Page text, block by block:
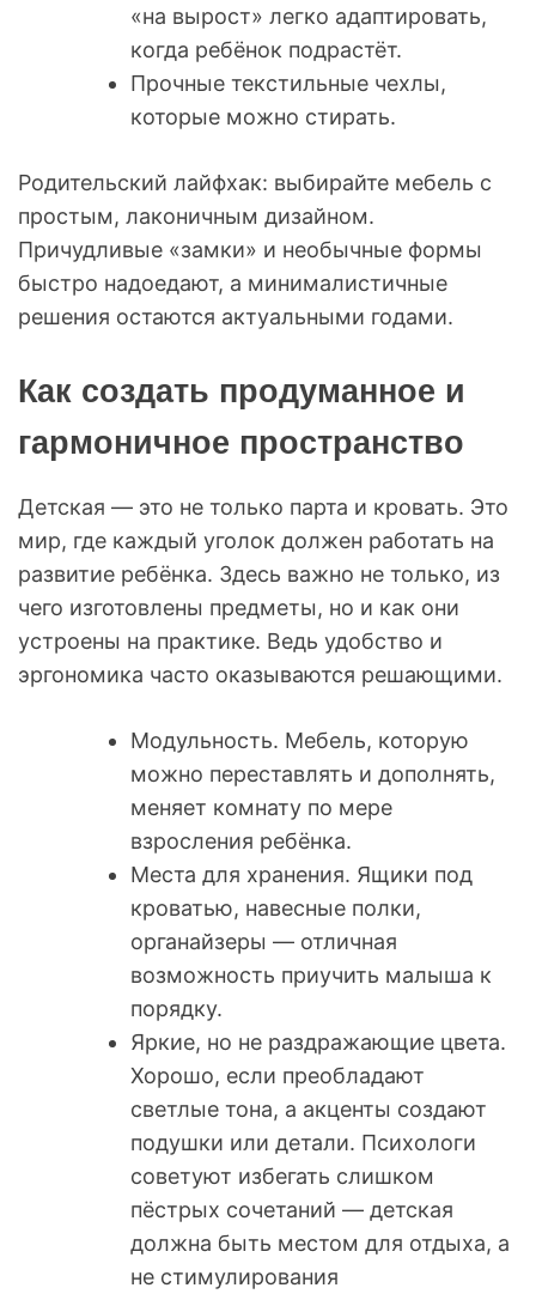
«на вырост» легко адаптировать,
когда ребёнок подрастёт.
Прочные текстильные чехлы,
которые можно стирать.
Родительский лайфхак: выбирайте мебель с
простым, лаконичным дизайном.
Причудливые «замки» и необычные формы
быстро надоедают, а минималистичные
решения остаются актуальными годами.
Как создать продуманное и
гармоничное пространство
Детская — это не только парта и кровать. Это
мир, где каждый уголок должен работать на
развитие ребёнка. Здесь важно не только, из
чего изготовлены предметы, но и как они
устроены на практике. Ведь удобство и
эргономика часто оказываются решающими.
Модульность. Мебель, которую
можно переставлять и дополнять,
меняет комнату по мере
взросления ребёнка.
Места для хранения. Ящики под
кроватью, навесные полки,
органайзеры — отличная
возможность приучить малыша к
порядку.
Яркие, но не раздражающие цвета.
Хорошо, если преобладают
светлые тона, а акценты создают
подушки или детали. Психологи
советуют избегать слишком
пёстрых сочетаний — детская
должна быть местом для отдыха, а
не стимулирования